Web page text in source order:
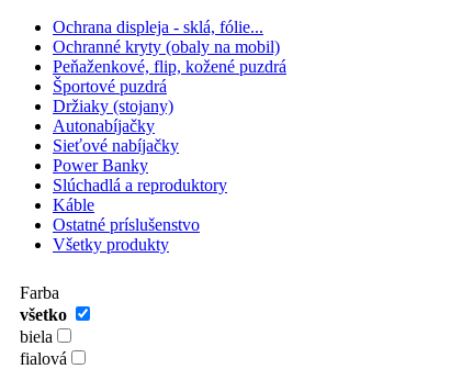
Ochrana displeja - sklá, fólie...
Ochranné kryty (obaly na mobil)
Peňaženkové, flip, kožené puzdrá
Športové puzdrá
Držiaky (stojany)
Autonabíjačky
Sieťové nabíjačky
Power Banky
Slúchadlá a reproduktory
Káble
Ostatné príslušenstvo
Všetky produkty
Farba
všetko
biela
fialová